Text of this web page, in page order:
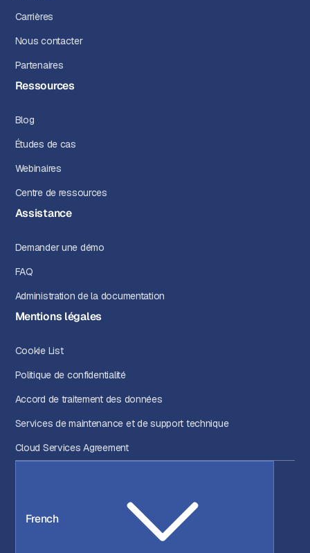
Carrières
Nous contacter
Partenaires
Ressources
Blog
Études de cas
Webinaires
Centre de ressources
Assistance
Demander une démo
FAQ
Administration de la documentation
Mentions légales
Cookie List
Politique de confidentialité
Accord de traitement des données
Services de maintenance et de support technique
Cloud Services Agreement
French